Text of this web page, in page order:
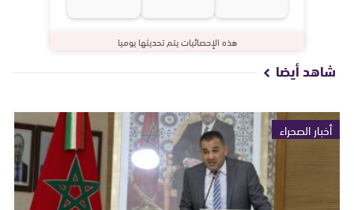
هذه الإحصائيات يتم تحديثها يوميا
شاهد أيضا
أخبار الصحراء